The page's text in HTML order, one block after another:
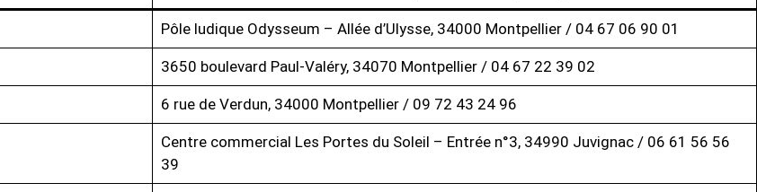
Pôle ludique Odysseum – Allée d’Ulysse, 34000 Montpellier / 04 67 06 90 01
3650 boulevard Paul-Valéry, 34070 Montpellier / 04 67 22 39 02
6 rue de Verdun, 34000 Montpellier / 09 72 43 24 96
Centre commercial Les Portes du Soleil – Entrée n°3, 34990 Juvignac / 06 61 56 56
39